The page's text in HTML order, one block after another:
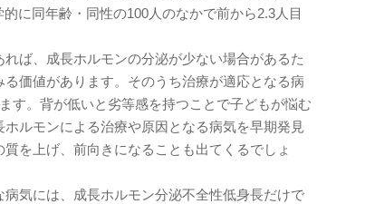
に同年齢・同性の100人のなかで前から2.3人目
ば、成長ホルモンの分泌が少ない場合があるた
価値があります。そのうち治療が適応となる病
す。背が低いと劣等感を持つことで子どもが悩む
ホルモンによる治療や原因となる病気を早期発見
を上げ、前向きになることも出てくるでしょ
病気には、成長ホルモン分泌不全性低身長だけで